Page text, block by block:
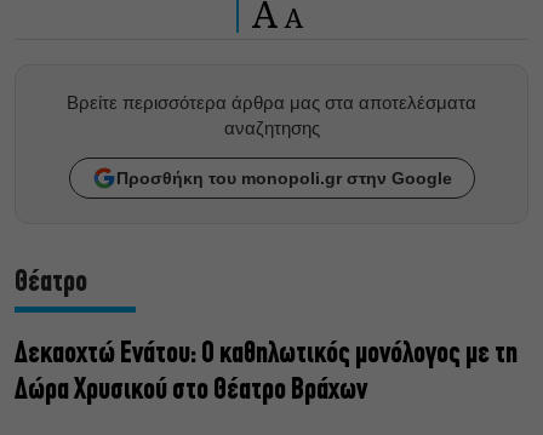
A A
Βρείτε περισσότερα άρθρα μας στα αποτελέσματα
αναζητησης
Προσθήκη του monopoli.gr στην Google
Θέατρο
Δεκαοχτώ Ενάτου: Ο καθηλωτικός μονόλογος με τη
Δώρα Χρυσικού στο Θέατρο Βράχων